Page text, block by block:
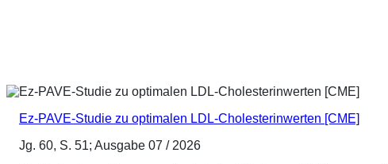
Ez-PAVE-Studie zu optimalen LDL-Cholesterinwerten [CME]
Jg. 60, S. 51; Ausgabe 07 / 2026